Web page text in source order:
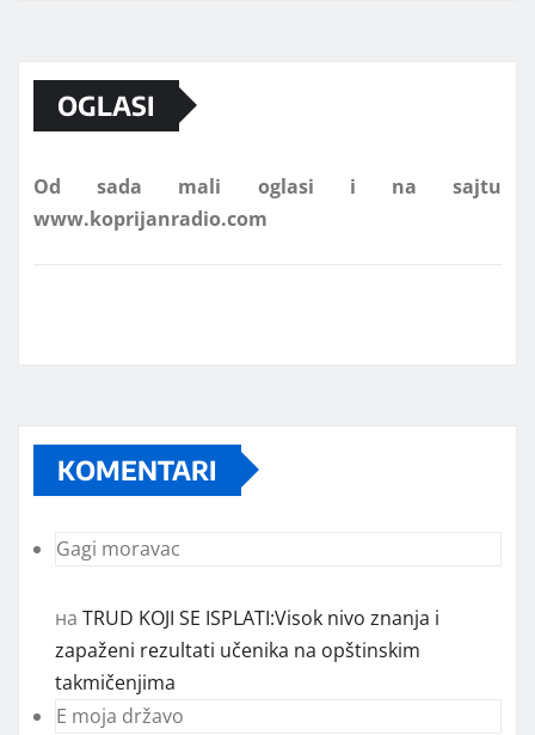
OGLASI
Od sada mali oglasi i na sajtu
KOMENTARI
Gagi moravac
на TRUD KOJI SE ISPLATI:Visok nivo znanja i
zapaženi rezultati učenika na opštinskim
takmičenjima
E moja državo